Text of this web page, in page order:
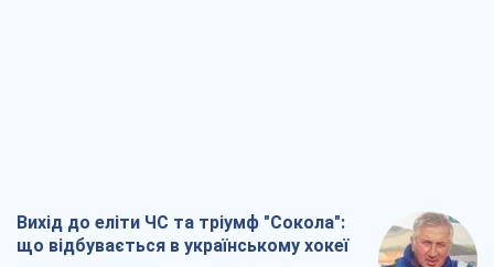
Вихід до еліти ЧС та тріумф "Сокола":
що відбувається в українському хокеї